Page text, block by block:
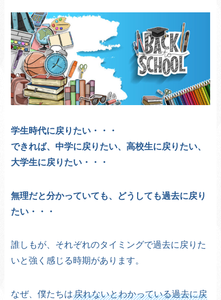
学生時代に戻りたい・・・
できれば、中学に戻りたい、高校生に戻りたい、
大学生に戻りたい・・・
無理だと分かっていても、どうしても過去に戻り
たい・・・
誰しもが、それぞれのタイミングで過去に戻りた
いと強く感じる時期があります。
なぜ、僕たちは戻れないとわかっている過去に戻